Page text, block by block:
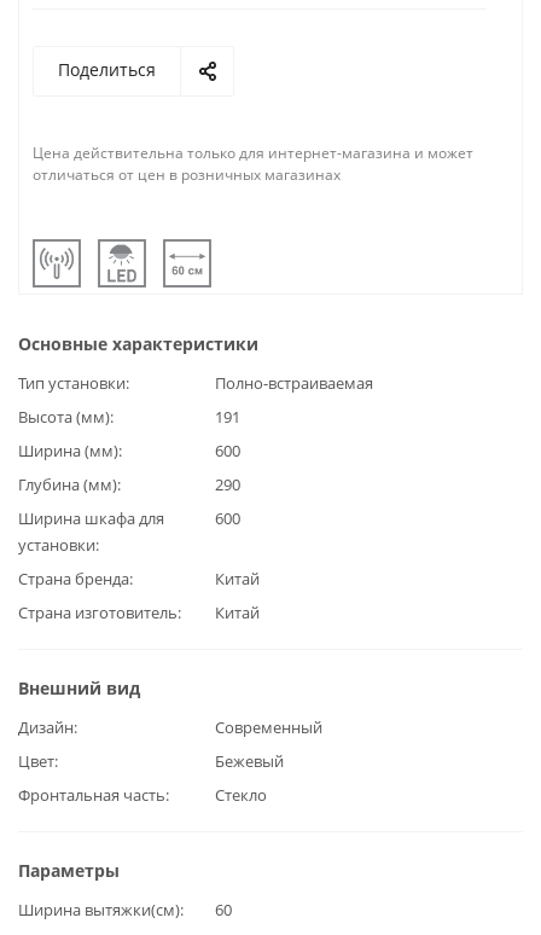
Поделиться
Цена действительна только для интернет-магазина и может
отличаться от цен в розничных магазинах
Основные характеристики
Тип установки
Полно-встраиваемая
Высота (мм)
191
Ширина (мм)
600
Глубина (мм)
290
Ширина шкафа для
установки
600
Страна бренда
Китай
Страна изготовитель
Китай
Внешний вид
Дизайн
Современный
Цвет
Бежевый
Фронтальная часть
Стекло
Параметры
Ширина вытяжки(см)
60